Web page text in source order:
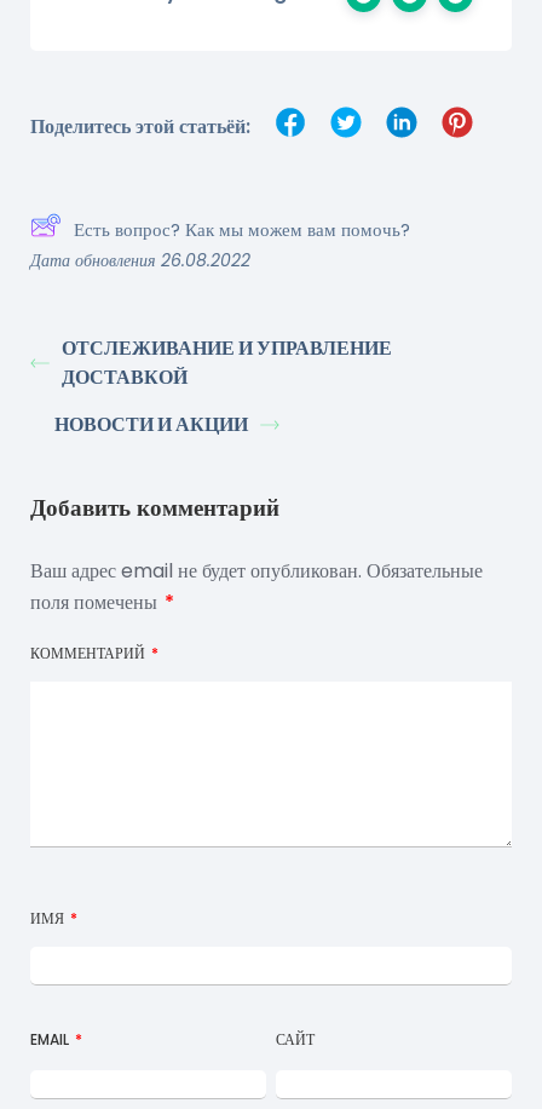
Поделитесь этой статьёй:
Есть вопрос? Как мы можем вам помочь?
Дата обновления 26.08.2022
ОТСЛЕЖИВАНИЕ И УПРАВЛЕНИЕ
ДОСТАВКОЙ
НОВОСТИ И АКЦИИ
Добавить комментарий
Ваш адрес email не будет опубликован. Обязательные
поля помечены *
КОММЕНТАРИЙ *
ИМЯ *
EMAIL * САЙТ